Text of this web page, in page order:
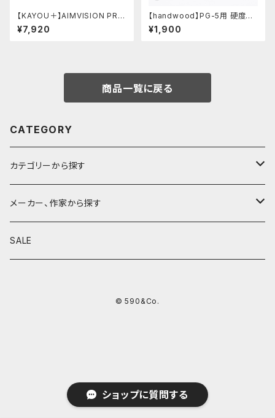
ショップに質問する
【KAYOU＋】AIMVISION PR
O/エイムビジョンプロ (メテオブ
ラック)
¥7,920
【handwood】PG-5用 硬度表
示窓 (ステンレス/六角窓)
¥1,900
商品一覧に戻る
CATEGORY
カテゴリーから探す
鉛筆
鉛筆補助軸
メーカー、作家から探す
590&Co.
シャープペンシルIII
SALE
© 590&Co.